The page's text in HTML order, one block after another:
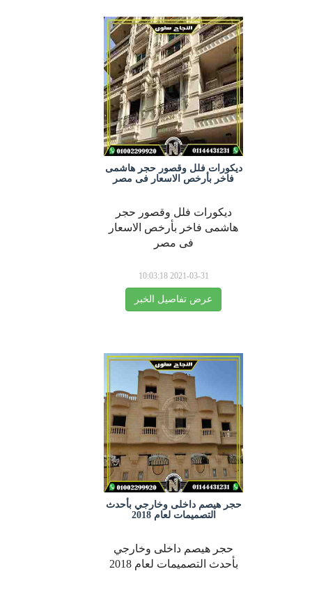
ديكورات فلل وقصور حجر هاشمى
فاخر بأرخص الاسعار فى مصر
ديكورات فلل وقصور حجر
هاشمى فاخر بأرخص الاسعار
فى مصر
2021-03-31 10:03:18
عرض تفاصيل الخبر
حجر هيصم داخلى وخارجي بأحدث
التصميمات لعام 2018
حجر هيصم داخلى وخارجي
بأحدث التصميمات لعام 2018